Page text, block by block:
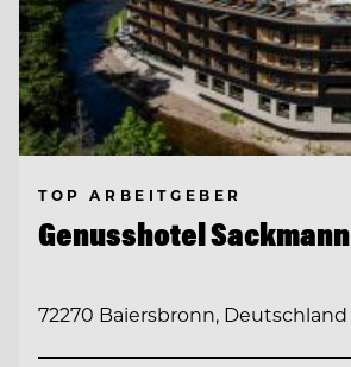
TOP ARBEITGEBER
Genusshotel Sackmann
72270 Baiersbronn, Deutschland